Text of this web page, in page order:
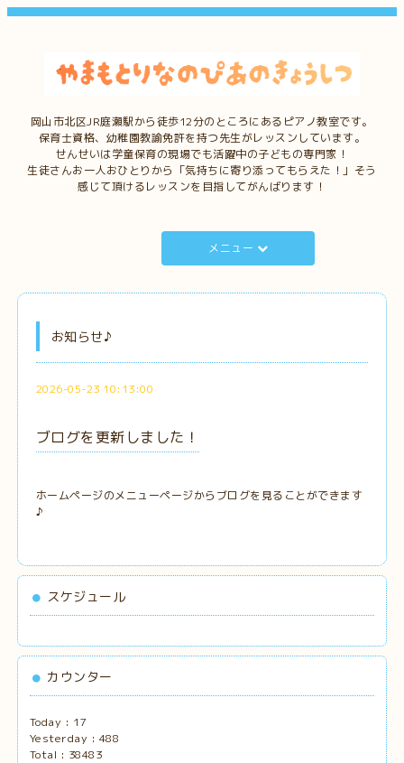
岡山市北区JR庭瀬駅から徒歩12分のところにあるピアノ教室です。
保育士資格、幼稚園教諭免許を持つ先生がレッスンしています。
せんせいは学童保育の現場でも活躍中の子どもの専門家！
生徒さんお一人おひとりから「気持ちに寄り添ってもらえた！」そう
感じて頂けるレッスンを目指してがんばります！
メニュー
お知らせ♪
2026-05-23 10:13:00
ブログを更新しました！
ホームページのメニューページからブログを見ることができます
♪
スケジュール
カウンター
Today : 17
Yesterday : 488
Total : 38483